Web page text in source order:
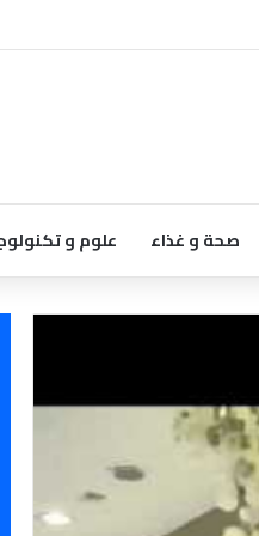
صحة و غذاء علوم و